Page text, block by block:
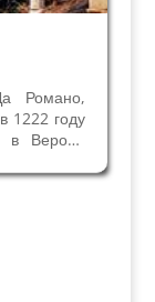
Романо,
1222 году
в Вероне
писали